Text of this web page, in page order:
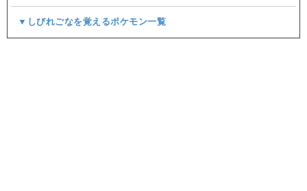
▼しびれごなを覚えるポケモン一覧